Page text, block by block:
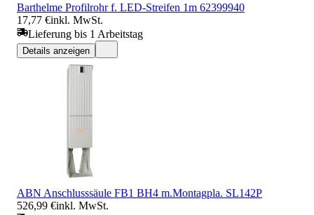
Barthelme Profilrohr f. LED-Streifen 1m 62399940
17,77 €inkl. MwSt.
Lieferung bis 1 Arbeitstag
Details anzeigen
ABN Anschlusssäule FB1 BH4 m.Montagpla. SL142P
526,99 €inkl. MwSt.